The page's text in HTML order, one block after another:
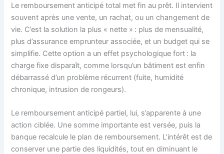
Le remboursement anticipé total met fin au prêt. Il intervient
souvent après une vente, un rachat, ou un changement de
vie. C’est la solution la plus « nette » : plus de mensualité,
plus d’assurance emprunteur associée, et un budget qui se
simplifie. Cette option a un effet psychologique fort : la
charge fixe disparaît, comme lorsqu’un bâtiment est enfin
débarrassé d’un problème récurrent (fuite, humidité
chronique, intrusion de rongeurs).
Le remboursement anticipé partiel, lui, s’apparente à une
action ciblée. Une somme importante est versée, puis la
banque recalcule le plan de remboursement. L’intérêt est de
conserver une partie des liquidités, tout en diminuant le